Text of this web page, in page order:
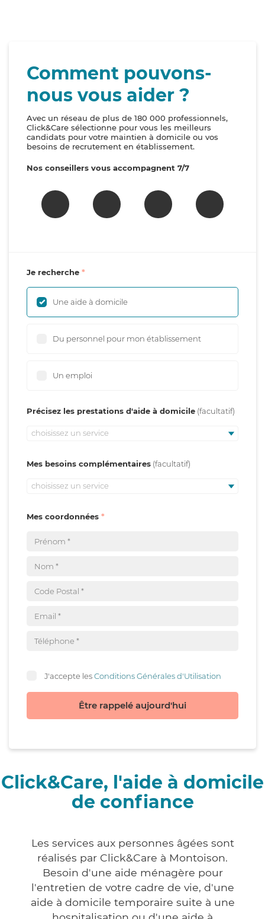
Comment pouvons-
nous vous aider ?
Avec un réseau de plus de 180 000 professionnels,
Click&Care sélectionne pour vous les meilleurs
candidats pour votre maintien à domicile ou vos
besoins de recrutement en établissement.
Nos conseillers vous accompagnent 7/7
Je recherche
Une aide à domicile
Du personnel pour mon établissement
Un emploi
Précisez les prestations d'aide à domicile
choisissez un service
Mes besoins complémentaires
choisissez un service
Mes coordonnées
J'accepte lesConditions Générales d'Utilisation
Être rappelé aujourd'hui
Click&Care, l'aide à domicile
de confiance
Les services aux personnes âgées sont
réalisés par Click&Care à Montoison.
Besoin d'une aide ménagère pour
l'entretien de votre cadre de vie, d'une
aide à domicile temporaire suite à une